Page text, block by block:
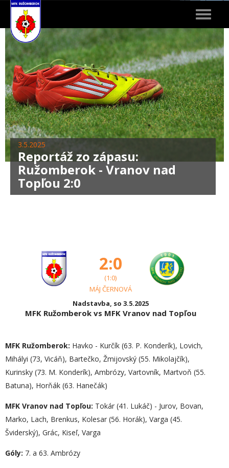
Toggle
3.5.2025
Reportáž zo zápasu:
Ružomberok - Vranov nad
Topľou 2:0
2:0
(1:0)
MÁJ ČERNOVÁ
Nadstavba, so 3.5.2025
MFK Ružomberok vs MFK Vranov nad Topľou
MFK Ružomberok: Havko - Kurčík (63. P. Konderík), Lovich,
Mihályi (73, Vicáň), Bartečko, Žmijovský (55. Mikolajčík),
Kurinsky (73. M. Konderík), Ambrózy, Vartovník, Martvoň (55.
Batuna), Horňák (63. Hanečák)
MFK Vranov nad Topľou: Tokár (41. Lukáč) - Jurov, Bovan,
Marko, Lach, Brenkus, Kolesar (56. Horák), Varga (45.
Šviderský), Grác, Kiseľ, Varga
Góly: 7. a 63. Ambrózy